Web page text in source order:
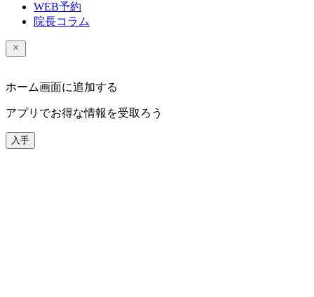
WEB予約
院長コラム
ホーム画面に追加する
アプリでお得な情報を受取ろう
入手